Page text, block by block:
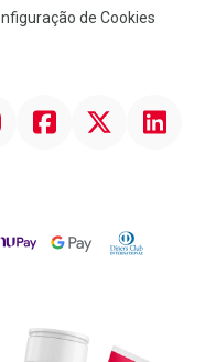
de Cookies
FacebookTwitter Linkedin
Google PayDiners Club